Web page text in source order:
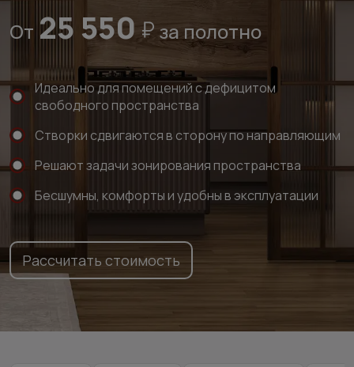
От 25 550 за полотно
Идеально для помещений с дефицитом
свободного пространства
Створки сдвигаются в сторону по направляющим
Решают задачи зонирования пространства
Бесшумны, комфорты и удобны в эксплуатации
Рассчитать стоимость